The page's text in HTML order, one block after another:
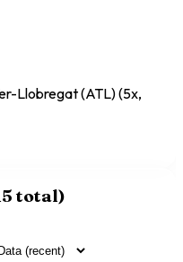
Llobregat (ATL) (5x,
total)